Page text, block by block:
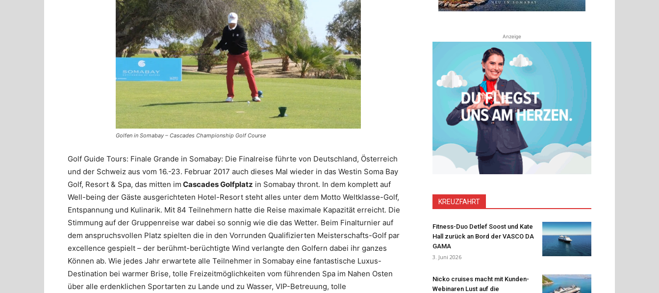
Golfen in Somabay – Cascades Championship Golf Course
Golf Guide Tours: Finale Grande in Somabay: Die Finalreise führte von Deutschland, Österreich
und der Schweiz aus vom 16.-23. Februar 2017 auch dieses Mal wieder in das Westin Soma Bay
Golf, Resort & Spa, das mitten im Cascades Golfplatz in Somabay thront. In dem komplett auf
Well-being der Gäste ausgerichteten Hotel-Resort steht alles unter dem Motto Weltklasse-Golf,
Entspannung und Kulinarik. Mit 84 Teilnehmern hatte die Reise maximale Kapazität erreicht. Die
Stimmung auf der Gruppenreise war dabei so sonnig wie die das Wetter. Beim Finalturnier auf
dem anspruchsvollen Platz spielten die in den Vorrunden Qualifizierten Meisterschafts-Golf par
excellence gespielt – der berühmt-berüchtigte Wind verlangte den Golfern dabei ihr ganzes
Können ab. Wie jedes Jahr erwartete alle Teilnehmer in Somabay eine fantastische Luxus-
Destination bei warmer Brise, tolle Freizeitmöglichkeiten vom führenden Spa im Nahen Osten
über alle erdenklichen Sportarten zu Lande und zu Wasser, VIP-Betreuung, tolle
Anzeige
KREUZFAHRT
Fitness-Duo Detlef Soost und Kate
Hall zurück an Bord der VASCO DA
GAMA
3. Juni 2026
Nicko cruises macht mit Kunden-
Webinaren Lust auf die